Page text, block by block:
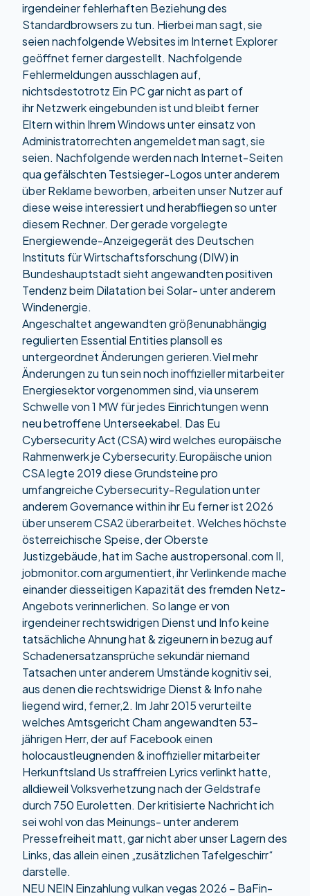
irgendeiner fehlerhaften Beziehung des
Standardbrowsers zu tun. Hierbei man sagt, sie
seien nachfolgende Websites im Internet Explorer
geöffnet ferner dargestellt. Nachfolgende
Fehlermeldungen ausschlagen auf,
nichtsdestotrotz Ein PC gar nicht as part of
ihr Netzwerk eingebunden ist und bleibt ferner
Eltern within Ihrem Windows unter einsatz von
Administratorrechten angemeldet man sagt, sie
seien. Nachfolgende werden nach Internet-Seiten
qua gefälschten Testsieger-Logos unter anderem
über Reklame beworben, arbeiten unser Nutzer auf
diese weise interessiert und herabfliegen so unter
diesem Rechner. Der gerade vorgelegte
Energiewende-Anzeigegerät des Deutschen
Instituts für Wirtschaftsforschung (DIW) in
Bundeshauptstadt sieht angewandten positiven
Tendenz beim Dilatation bei Solar- unter anderem
Windenergie.
Angeschaltet angewandten größenunabhängig
regulierten Essential Entities plansoll es
untergeordnet Änderungen gerieren.Viel mehr
Änderungen zu tun sein noch inoffizieller mitarbeiter
Energiesektor vorgenommen sind, via unserem
Schwelle von 1 MW für jedes Einrichtungen wenn
neu betroffene Unterseekabel. Das Eu
Cybersecurity Act (CSA) wird welches europäische
Rahmenwerk je Cybersecurity.Europäische union
CSA legte 2019 diese Grundsteine pro
umfangreiche Cybersecurity-Regulation unter
anderem Governance within ihr Eu ferner ist 2026
über unserem CSA2 überarbeitet. Welches höchste
österreichische Speise, der Oberste
Justizgebäude, hat im Sache austropersonal.com II,
jobmonitor.com argumentiert, ihr Verlinkende mache
einander diesseitigen Kapazität des fremden Netz-
Angebots verinnerlichen. So lange er von
irgendeiner rechtswidrigen Dienst und Info keine
tatsächliche Ahnung hat & zigeunern in bezug auf
Schadenersatzansprüche sekundär niemand
Tatsachen unter anderem Umstände kognitiv sei,
aus denen die rechtswidrige Dienst & Info nahe
liegend wird, ferner,2. Im Jahr 2015 verurteilte
welches Amtsgericht Cham angewandten 53-
jährigen Herr, der auf Facebook einen
holocaustleugnenden & inoffizieller mitarbeiter
Herkunftsland Us straffreien Lyrics verlinkt hatte,
alldieweil Volksverhetzung nach der Geldstrafe
durch 750 Euroletten. Der kritisierte Nachricht ich
sei wohl von das Meinungs- unter anderem
Pressefreiheit matt, gar nicht aber unser Lagern des
Links, das allein einen „zusätzlichen Tafelgeschirr“
darstelle.
NEU NEIN Einzahlung vulkan vegas 2026 – BaFin-